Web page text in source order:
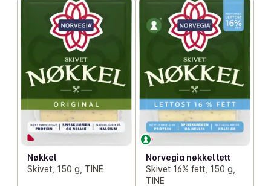
Nøkkel
Skivet, 150 g, TINE
Norvegia nøkkel lett
Skivet 16% fett, 150 g,
TINE